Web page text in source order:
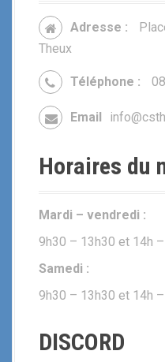
Adresse :
Theux
Téléphone :
Email
Horaires du
Mardi – vendredi :
9h30 – 13h30 et 14h
Samedi :
9h30 – 13h30 et 14h –
DISCORD